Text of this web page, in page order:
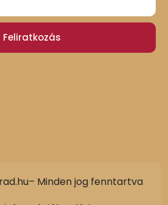
Feliratkozás
Minden jog fenntartva
Slovak